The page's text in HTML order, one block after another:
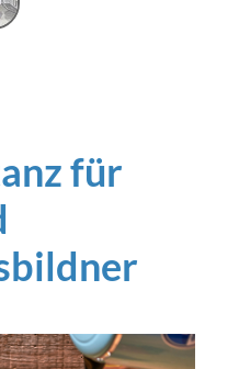
für